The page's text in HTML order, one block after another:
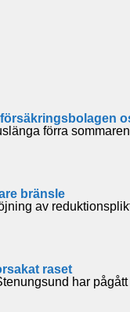
förra
bränsle
av
raset
har